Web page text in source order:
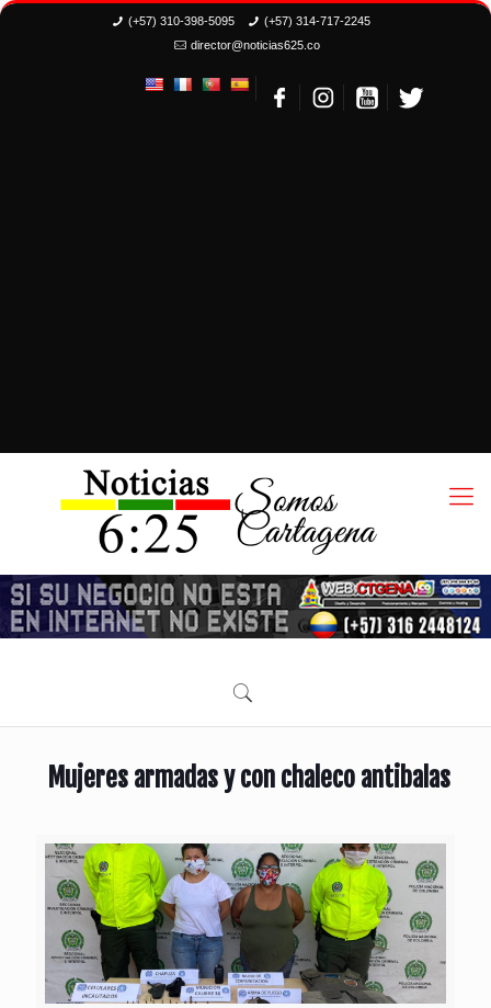
(+57) 310-398-5095
(+57) 314-717-2245
director@noticias625.co
Mujeres armadas y con chaleco antibalas